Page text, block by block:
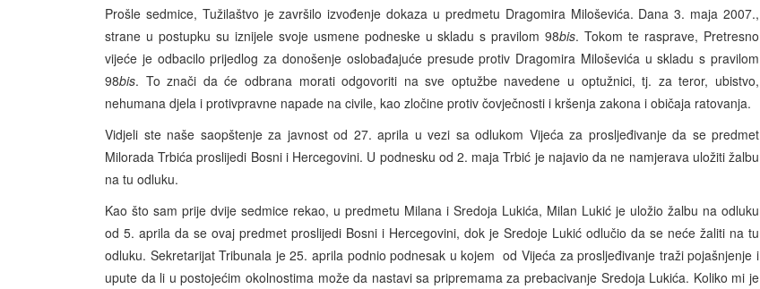
Prošle sedmice, Tužilaštvo je završilo izvođenje dokaza u predmetu Dragomira Miloševića. Dana 3. maja 2007.,
strane u postupku su iznijele svoje usmene podneske u skladu s pravilom 98bis. Tokom te rasprave, Pretresno
vijeće je odbacilo prijedlog za donošenje oslobađajuće presude protiv Dragomira Miloševića u skladu s pravilom
98bis. To znači da će odbrana morati odgovoriti na sve optužbe navedene u optužnici, tj. za teror, ubistvo,
nehumana djela i protivpravne napade na civile, kao zločine protiv čovječnosti i kršenja zakona i običaja ratovanja.
Vidjeli ste naše saopštenje za javnost od 27. aprila u vezi sa odlukom Vijeća za prosljeđivanje da se predmet
Milorada Trbića proslijedi Bosni i Hercegovini. U podnesku od 2. maja Trbić je najavio da ne namjerava uložiti žalbu
na tu odluku.
Kao što sam prije dvije sedmice rekao, u predmetu Milana i Sredoja Lukića, Milan Lukić je uložio žalbu na odluku
od 5. aprila da se ovaj predmet proslijedi Bosni i Hercegovini, dok je Sredoje Lukić odlučio da se neće žaliti na tu
odluku. Sekretarijat Tribunala je 25. aprila podnio podnesak u kojem od Vijeća za prosljeđivanje traži pojašnjenje i
upute da li u postojećim okolnostima može da nastavi sa pripremama za prebacivanje Sredoja Lukića. Koliko mi je